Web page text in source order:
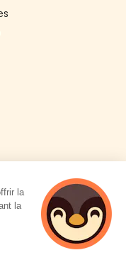
réservés.
la
la
5 personnes
consultent